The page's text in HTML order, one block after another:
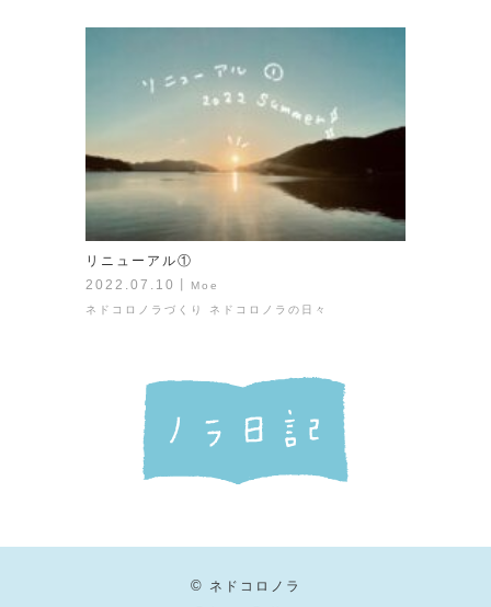
リニューアル①
2022.07.10
Moe
ネドコロノラづくり
ネドコロノラの日々
© ネドコロノラ